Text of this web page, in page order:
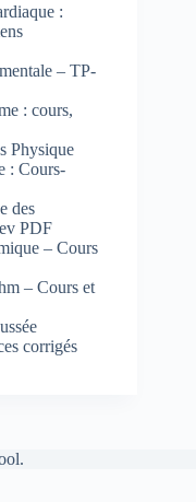
:
– TP-
: cours,
Physique
: Cours-
des
PDF
– Cours
– Cours et
corrigés